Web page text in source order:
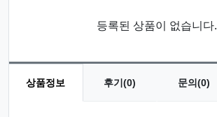
등록된 상품이 없습니다.
상품정보 후기(0) 문의(0)